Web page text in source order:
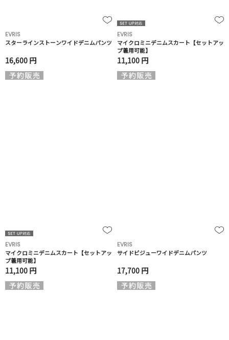
EVRIS
スターラインストーンワイドデニムパンツ
16,600 円
EVRIS
マイクロミニデニムスカート【セットアッ
プ着用可能】
11,100 円
EVRIS
マイクロミニデニムスカート【セットアッ
プ着用可能】
11,100 円
EVRIS
サイドビジューワイドデニムパンツ
17,700 円